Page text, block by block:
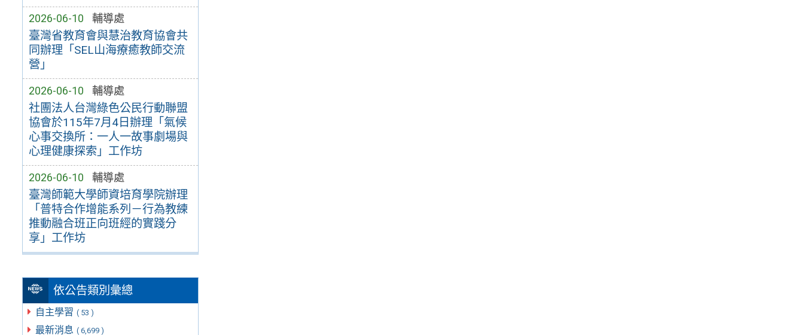
2026-06-10 輔導處
臺灣省教育會與慧治教育協會共
同辦理「SEL山海療癒教師交流
營」
2026-06-10 輔導處
社團法人台灣綠色公民行動聯盟
協會於115年7月4日辦理「氣候
心事交換所：一人一故事劇場與
心理健康探索」工作坊
2026-06-10 輔導處
臺灣師範大學師資培育學院辦理
「普特合作增能系列－行為教練
推動融合班正向班經的實踐分
享」工作坊
依公告類別彙總
自主學習 ( 53 )
最新消息 ( 6,699 )